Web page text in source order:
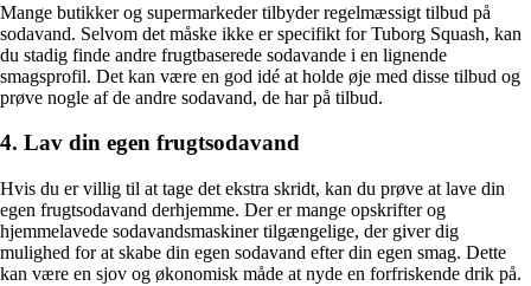
Mange butikker og supermarkeder tilbyder regelmæssigt tilbud på
sodavand. Selvom det måske ikke er specifikt for Tuborg Squash, kan
du stadig finde andre frugtbaserede sodavande i en lignende
smagsprofil. Det kan være en god idé at holde øje med disse tilbud og
prøve nogle af de andre sodavand, de har på tilbud.
4. Lav din egen frugtsodavand
Hvis du er villig til at tage det ekstra skridt, kan du prøve at lave din
egen frugtsodavand derhjemme. Der er mange opskrifter og
hjemmelavede sodavandsmaskiner tilgængelige, der giver dig
mulighed for at skabe din egen sodavand efter din egen smag. Dette
kan være en sjov og økonomisk måde at nyde en forfriskende drik på.